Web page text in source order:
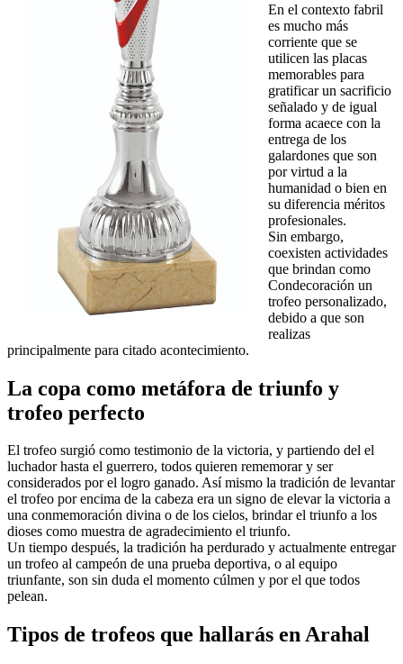
En el contexto fabril
es mucho más
corriente que se
utilicen las placas
memorables para
gratificar un sacrificio
señalado y de igual
forma acaece con la
entrega de los
galardones que son
por virtud a la
humanidad o bien en
su diferencia méritos
profesionales.
Sin embargo,
coexisten actividades
que brindan como
Condecoración un
trofeo personalizado,
debido a que son
realizas
principalmente para citado acontecimiento.
La copa como metáfora de triunfo y
trofeo perfecto
El trofeo surgió como testimonio de la victoria, y partiendo del el
luchador hasta el guerrero, todos quieren rememorar y ser
considerados por el logro ganado. Así mismo la tradición de levantar
el trofeo por encima de la cabeza era un signo de elevar la victoria a
una conmemoración divina o de los cielos, brindar el triunfo a los
dioses como muestra de agradecimiento el triunfo.
Un tiempo después, la tradición ha perdurado y actualmente entregar
un trofeo al campeón de una prueba deportiva, o al equipo
triunfante, son sin duda el momento cúlmen y por el que todos
pelean.
Tipos de trofeos que hallarás en Arahal